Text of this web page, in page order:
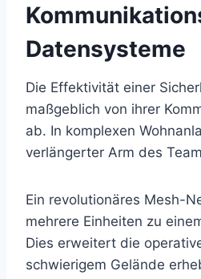
Datensysteme
Die Effektivität einer
maßgeblich von ihrer
ab. In komplexen
verlängerter Arm des
Ein revolutionäres Mesh-
mehrere Einheiten zu
Dies erweitert die
schwierigem Gelände